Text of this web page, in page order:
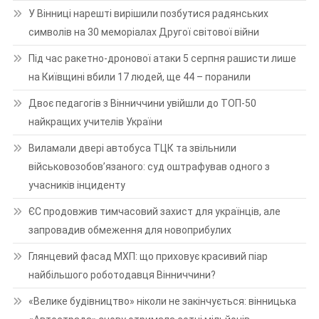
У Вінниці нарешті вирішили позбутися радянських
символів на 30 меморіалах Другої світової війни
Під час ракетно-дронової атаки 5 серпня рашисти лише
на Київщині вбили 17 людей, ще 44 – поранили
Двоє педагогів з Вінниччини увійшли до ТОП-50
найкращих учителів України
Виламали двері автобуса ТЦК та звільнили
військовозобов’язаного: суд оштрафував одного з
учасників інциденту
ЄС продовжив тимчасовий захист для українців, але
запровадив обмеження для новоприбулих
Глянцевий фасад МХП: що приховує красивий піар
найбільшого роботодавця Вінниччини?
«Велике будівництво» ніколи не закінчується: вінницька